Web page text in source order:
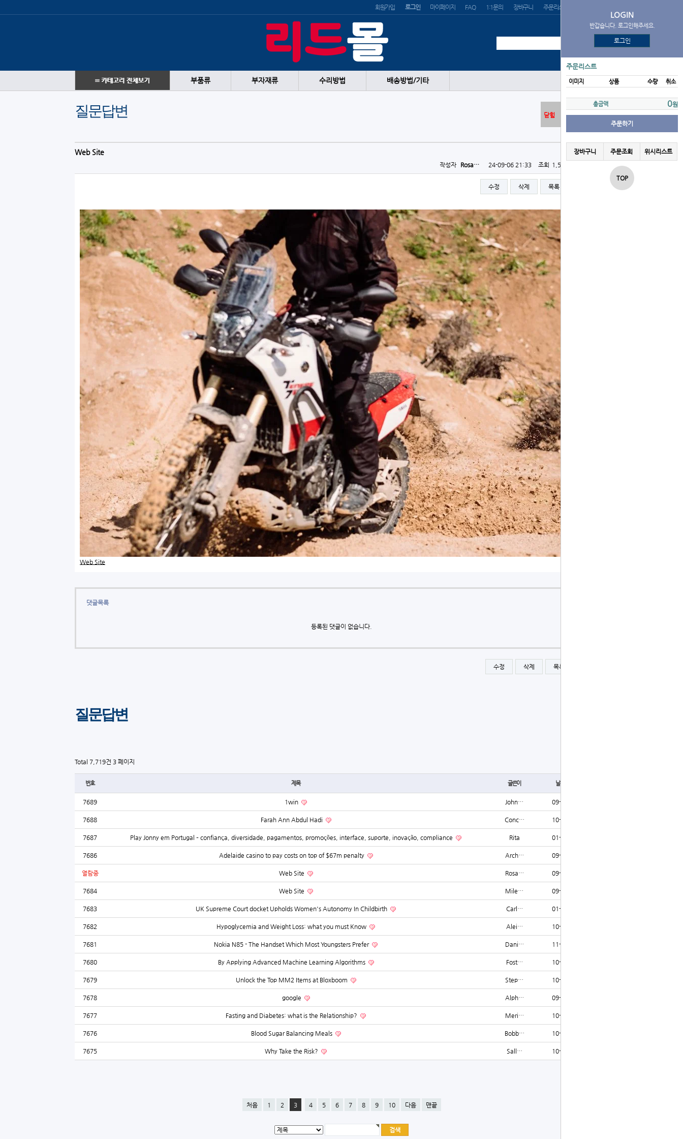
회원가입 로그인 마이페이지 FAQ 1:1문의 장바구니 주문리스트
부품류 부자재류 수리방법 배송방법/기타
LOGIN
반갑습니다. 로그인해주세요.
로그인
주문리스트
이미지 상품 수량 취소
총금액 0원
주문하기
장바구니 주문조회 위시리스트
TOP
닫힘
질문답변
Web Site
작성자 Rosa… 24-09-06 21:33 조회 1,518회
수정 삭제 목록
Web Site
댓글목록
등록된 댓글이 없습니다.
수정 삭제 목록
질문답변
Total 7,719건 3 페이지
번호 제목 글쓴이 날짜
7689 1win John… 09-02
7688 Farah Ann Abdul Hadi Conc… 10-17
7687 Play Jonny em Portugal – confiança, diversidade, pagamentos, promoções, interface, suporte, inovação, compliance Rita 01-07
7686 Adelaide casino to pay costs on top of $67m penalty Arch… 09-06
열람중 Web Site Rosa… 09-06
7684 Web Site Mile… 09-05
7683 UK Supreme Court docket Upholds Women's Autonomy In Childbirth Carl… 01-11
7682 Hypoglycemia and Weight Loss: what you must Know Alei… 10-21
7681 Nokia N85 - The Handset Which Most Youngsters Prefer Dani… 11-21
7680 By Applying Advanced Machine Learning Algorithms Fost… 10-24
7679 Unlock the Top MM2 Items at Bloxboom Step… 10-08
7678 google Alph… 09-10
7677 Fasting and Diabetes: what is the Relationship? Meri… 10-24
7676 Blood Sugar Balancing Meals Bobb… 10-24
7675 Why Take the Risk? Sall… 10-22
처음 1 2 3 4 5 6 7 8 9 10 다음 맨끝